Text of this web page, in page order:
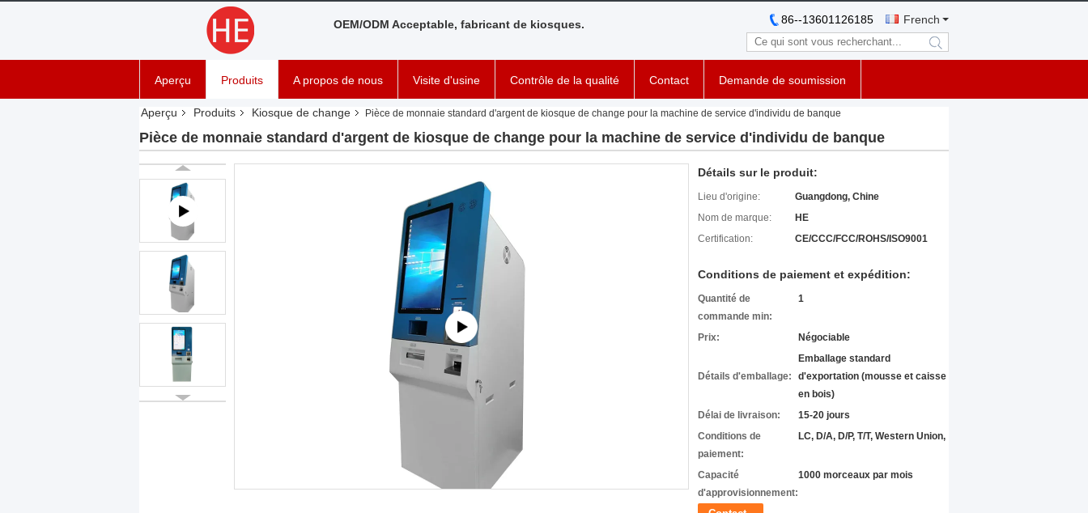
OEM/ODM Acceptable, fabricant de kiosques. French
86--13601126185
search
Aperçu Produits A propos de nous Visite d'usine Contrôle de la qualité Contact Demande de soumission
Aperçu Produits Kiosque de change Pièce de monnaie standard d'argent de kiosque de change pour la machine de service d'individu de banque
Pièce de monnaie standard d'argent de kiosque de change pour la machine de service d'individu de banque
Détails sur le produit:
Lieu d'origine:
Guangdong, Chine
Nom de marque:
HE
Certification:
CE/CCC/FCC/ROHS/ISO9001
Conditions de paiement et expédition:
Quantité de
commande min:
1
Prix: Négociable
Détails d'emballage:
Emballage standard
d'exportation (mousse et caisse
en bois)
Délai de livraison:
15-20 jours
Conditions de
paiement:
LC, D/A, D/P, T/T, Western Union,
Capacité
d'approvisionnement:
1000 morceaux par mois